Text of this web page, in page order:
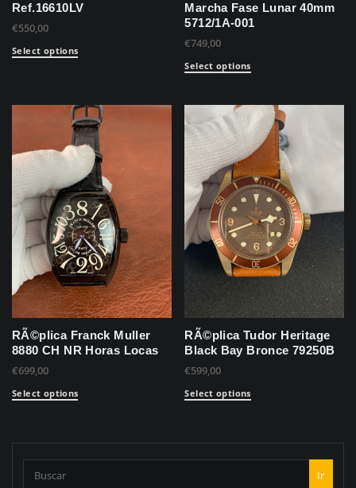
Ref.16610LV
€550,00
Select options
Marcha Fase Lunar 40mm
5712/1A-001
€749,00
Select options
RÃ©plica Franck Muller
8880 CH NR Horas Locas
€699,00
Select options
RÃ©plica Tudor Heritage
Black Bay Bronce 79250B
€599,00
Select options
Ir